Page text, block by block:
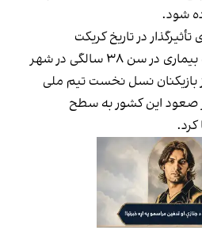
شود.
در تاریخ کریکت
افغانستان، پس از یک دوره بیماری در سن ۳۸ سالگی در شهر
بازیکنان نسل نخست تیم ملی
صعود این کشور به سطح